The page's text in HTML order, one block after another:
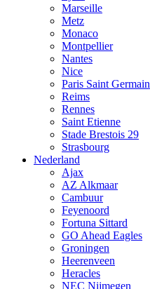
Marseille
Metz
Monaco
Montpellier
Nantes
Nice
Paris Saint Germain
Reims
Rennes
Saint Etienne
Stade Brestois 29
Strasbourg
Nederland
Ajax
AZ Alkmaar
Cambuur
Feyenoord
Fortuna Sittard
GO Ahead Eagles
Groningen
Heerenveen
Heracles
NEC Nijmegen